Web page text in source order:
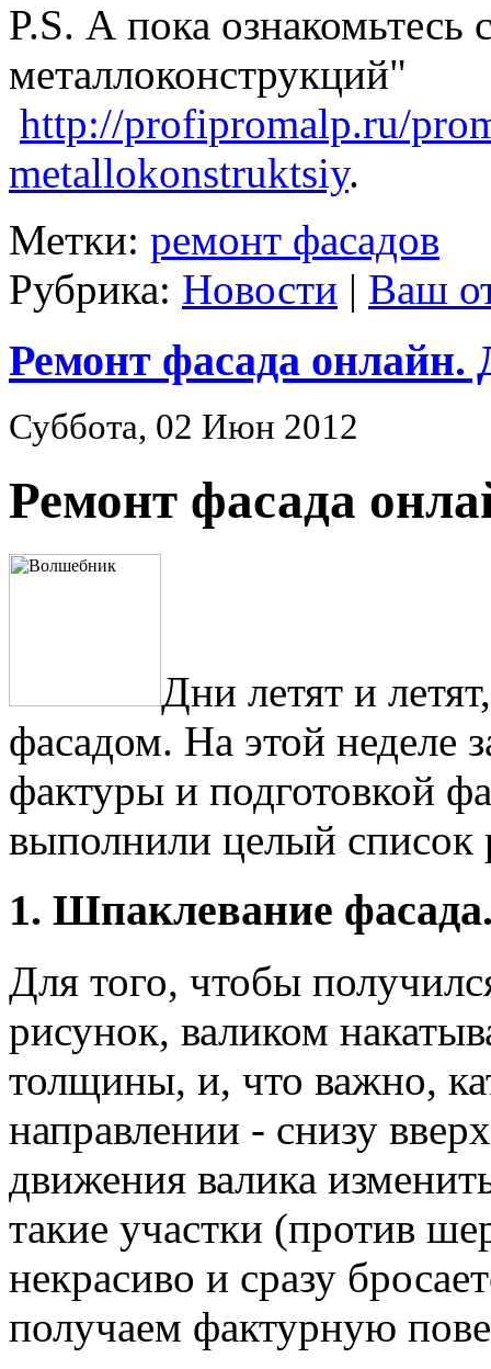
P.S. А пока ознакомьтесь
металлоконструкций"
http://profipromalp.ru/
metallokonstruktsiy.
Метки: ремонт фасадов
Рубрика: Новости | Ваш
Ремонт фасада онлайн.
Суббота, 02 Июн 2012
Ремонт фасада
Дни летят и
фасадом. На этой неделе
фактуры и подготовкой
выполнили целый список
1. Шпаклевание
Для того, чтобы
рисунок, валиком
толщины, и, что важно,
направлении - снизу
движения валика
такие участки (против
некрасиво и сразу
получаем фактурную